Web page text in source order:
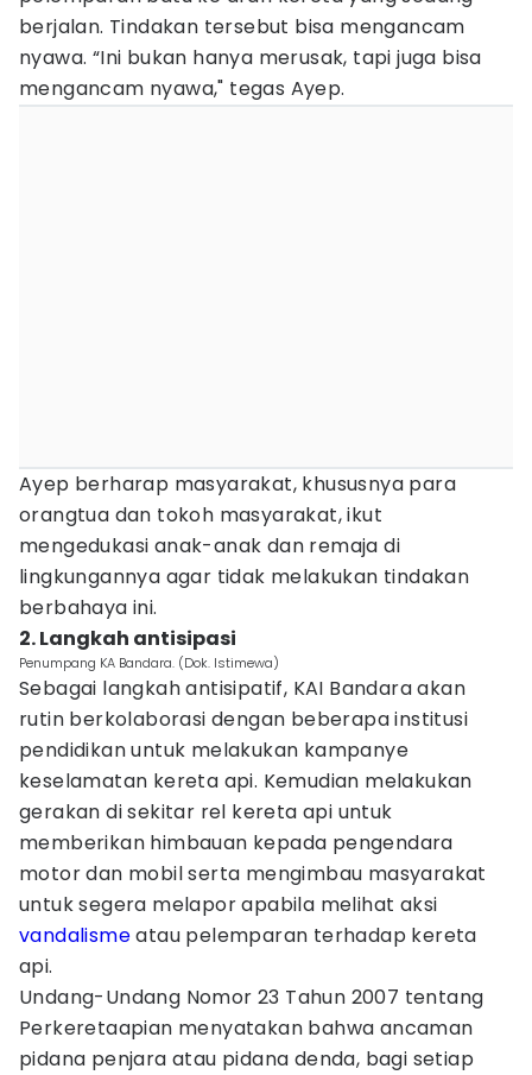
berjalan. Tindakan tersebut bisa mengancam
nyawa. “Ini bukan hanya merusak, tapi juga bisa
mengancam nyawa," tegas Ayep.
Ayep berharap masyarakat, khususnya para
orangtua dan tokoh masyarakat, ikut
mengedukasi anak-anak dan remaja di
lingkungannya agar tidak melakukan tindakan
berbahaya ini.
2. Langkah antisipasi
Penumpang KA Bandara. (Dok. Istimewa)
Sebagai langkah antisipatif, KAI Bandara akan
rutin berkolaborasi dengan beberapa institusi
pendidikan untuk melakukan kampanye
keselamatan kereta api. Kemudian melakukan
gerakan di sekitar rel kereta api untuk
memberikan himbauan kepada pengendara
motor dan mobil serta mengimbau masyarakat
untuk segera melapor apabila melihat aksi
vandalismeatau pelemparan terhadap kereta
api.
Undang-Undang Nomor 23 Tahun 2007 tentang
Perkeretaapian menyatakan bahwa ancaman
pidana penjara atau pidana denda, bagi setiap